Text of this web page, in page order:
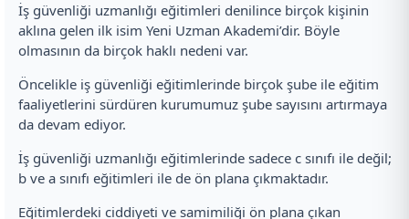
İş güvenliği uzmanlığı eğitimleri denilince birçok kişinin
aklına gelen ilk isim Yeni Uzman Akademi’dir. Böyle
olmasının da birçok haklı nedeni var.
Öncelikle iş güvenliği eğitimlerinde birçok şube ile eğitim
faaliyetlerini sürdüren kurumumuz şube sayısını artırmaya
da devam ediyor.
İş güvenliği uzmanlığı eğitimlerinde sadece c sınıfı ile değil;
b ve a sınıfı eğitimleri ile de ön plana çıkmaktadır.
Eğitimlerdeki ciddiyeti ve samimiliği ön plana çıkan